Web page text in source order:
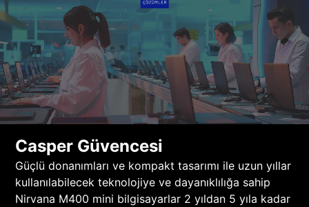
Casper Güvencesi
Güçlü donanımları ve kompakt tasarımı ile uzun yıllar
kullanılabilecek teknolojiye ve dayanıklılığa sahip
Nirvana M400 mini bilgisayarlar 2 yıldan 5 yıla kadar